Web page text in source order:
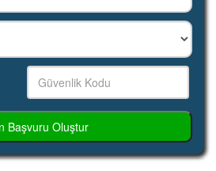
Başvuru Oluştur